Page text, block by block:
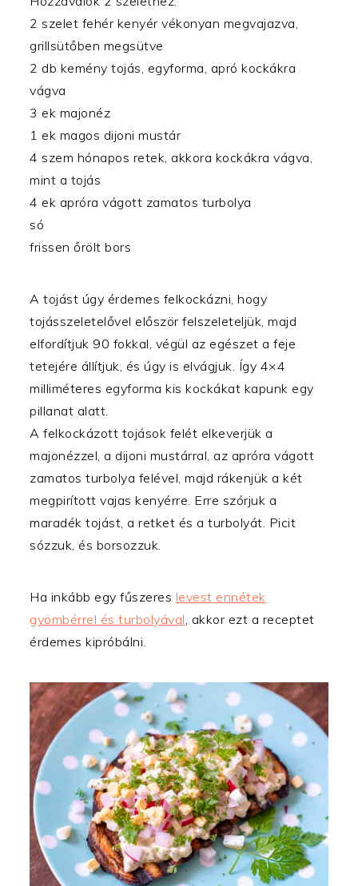
2 szelet fehér kenyér vékonyan megvajazva,
grillsütőben megsütve
2 db kemény tojás, egyforma, apró kockákra
vágva
3 ek majonéz
1 ek magos dijoni mustár
4 szem hónapos retek, akkora kockákra vágva,
mint a tojás
4 ek apróra vágott zamatos turbolya
só
frissen őrölt bors
A tojást úgy érdemes felkockázni, hogy
tojásszeletelővel először felszeleteljük, majd
elfordítjuk 90 fokkal, végül az egészet a feje
tetejére állítjuk, és úgy is elvágjuk. Így 4×4
milliméteres egyforma kis kockákat kapunk egy
pillanat alatt.
A felkockázott tojások felét elkeverjük a
majonézzel, a dijoni mustárral, az apróra vágott
zamatos turbolya felével, majd rákenjük a két
megpirított vajas kenyérre. Erre szórjuk a
maradék tojást, a retket és a turbolyát. Picit
sózzuk, és borsozzuk.
Ha inkább egy fűszeres levest ennétek
gyömbérrel és turbolyával, akkor ezt a receptet
érdemes kipróbálni.